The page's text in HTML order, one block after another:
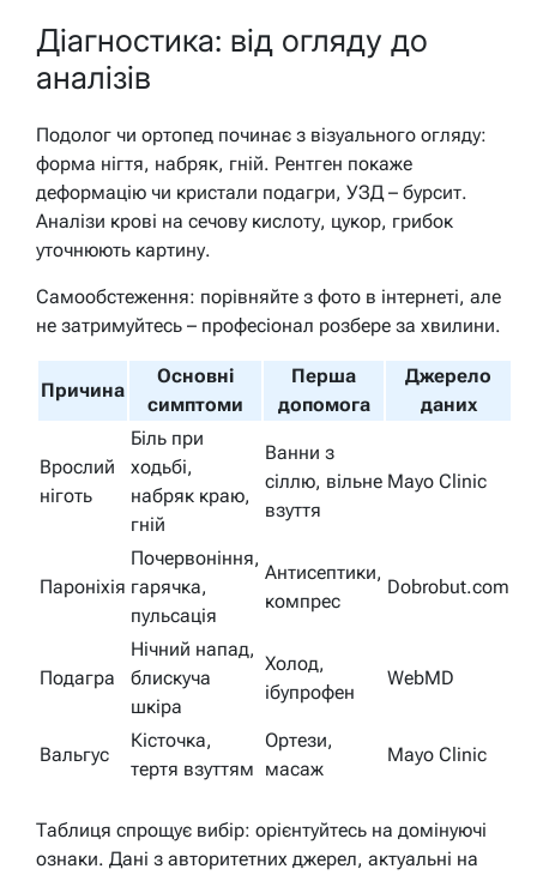
Діагностика: від огляду до
аналізів
Подолог чи ортопед починає з візуального огляду:
форма нігтя, набряк, гній. Рентген покаже
деформацію чи кристали подагри, УЗД – бурсит.
Аналізи крові на сечову кислоту, цукор, грибок
уточнюють картину.
Самообстеження: порівняйте з фото в інтернеті, але
не затримуйтесь – професіонал розбере за хвилини.
Причина
Основні
симптоми
Перша
допомога
Джерело
даних
Врослий
ніготь
Біль при
ходьбі,
набряк краю,
гній
Ванни з
сіллю, вільне
взуття
Mayo Clinic
Пароніхія
Почервоніння,
гарячка,
пульсація
Антисептики,
компрес
Dobrobut.com
Подагра
Нічний напад,
блискуча
шкіра
Холод,
ібупрофен
WebMD
Вальгус
Кісточка,
тертя взуттям
Ортези,
масаж
Mayo Clinic
Таблиця спрощує вибір: орієнтуйтесь на домінуючі
ознаки. Дані з авторитетних джерел, актуальні на